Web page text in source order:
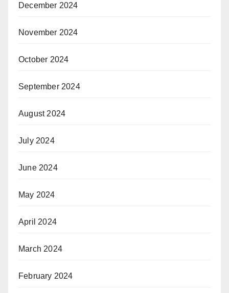
December 2024
November 2024
October 2024
September 2024
August 2024
July 2024
June 2024
May 2024
April 2024
March 2024
February 2024